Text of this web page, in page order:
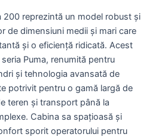
200 reprezintă un model robust și
de dimensiuni medii și mari care
și o eficiență ridicată. Acest
Puma, renumită pentru
și tehnologia avansată de
potrivit pentru o gamă largă de
teren și transport până la
Cabina sa spațioasă și
sporit operatorului pentru